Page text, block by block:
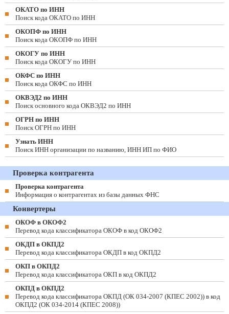
ОКАТО по ИНН
Поиск кода ОКАТО по ИНН
ОКОПФ по ИНН
Поиск кода ОКОПФ по ИНН
ОКОГУ по ИНН
Поиск кода ОКОГУ по ИНН
ОКФС по ИНН
Поиск кода ОКФС по ИНН
ОКВЭД2 по ИНН
Поиск основного кода ОКВЭД2 по ИНН
ОГРН по ИНН
Поиск ОГРН по ИНН
Узнать ИНН
Поиск ИНН организации по названию, ИНН ИП по ФИО
Проверка контрагента
Проверка контрагента
Информация о контрагентах из базы данных ФНС
Конвертеры
ОКОФ в ОКОФ2
Перевод кода классификатора ОКОФ в код ОКОФ2
ОКДП в ОКПД2
Перевод кода классификатора ОКДП в код ОКПД2
ОКП в ОКПД2
Перевод кода классификатора ОКП в код ОКПД2
ОКПД в ОКПД2
Перевод кода классификатора ОКПД (ОК 034-2007 (КПЕС 2002)) в код
ОКПД2 (ОК 034-2014 (КПЕС 2008))